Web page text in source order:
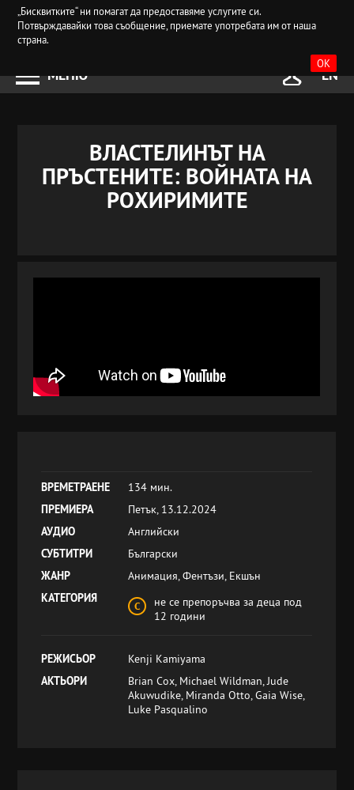
„Бисквитките“ ни помагат да предоставяме услугите си.
Потвърждавайки това съобщение, приемате употребата им от наша
страна.
OK
МЕНЮ EN
ВЛАСТЕЛИНЪТ НА
ПРЪСТЕНИТЕ: ВОЙНАТА НА
РОХИРИМИТЕ
ВРЕМЕТРАЕНЕ
134 мин.
ПРЕМИЕРА
Петък, 13.12.2024
АУДИО
Английски
СУБТИТРИ
Български
ЖАНР
Анимация, Фентъзи, Екшън
КАТЕГОРИЯ
не се препоръчва за деца под
12 години
РЕЖИСЬОР
Kenji Kamiyama
АКТЬОРИ
Brian Cox, Michael Wildman, Jude
Akuwudike, Miranda Otto, Gaia Wise,
Luke Pasqualino